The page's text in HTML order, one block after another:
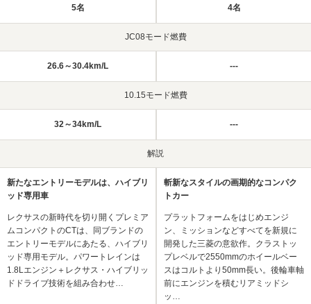
5名 4名
JC08モード燃費
26.6～30.4km/L ---
10.15モード燃費
32～34km/L ---
解説
新たなエントリーモデルは、ハイブリ
ッド専用車
レクサスの新時代を切り開くプレミア
ムコンパクトのCTは、同ブランドの
エントリーモデルにあたる、ハイブリ
ッド専用モデル。パワートレインは
1.8Lエンジン＋レクサス・ハイブリッ
ドドライブ技術を組み合わせ…
斬新なスタイルの画期的なコンパク
トカー
プラットフォームをはじめエンジ
ン、ミッションなどすべてを新規に
開発した三菱の意欲作。クラストッ
プレベルで2550mmのホイールベー
スはコルトより50mm長い。後輪車軸
前にエンジンを積むリアミッドシ
ッ…